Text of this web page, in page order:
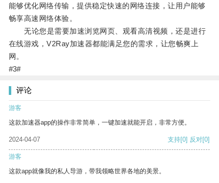
能够优化网络传输，提供稳定快速的网络连接，让用户能够
畅享高速网络体验。
无论您是需要加速浏览网页、观看高清视频，还是进行
在线游戏，V2Ray加速器都能满足您的需求，让您畅爽上
网。
#3#
评论
游客
这款加速器app的操作非常简单，一键加速就能开启，非常方便。
2024-04-07 支持[0] 反对[0]
游客
这款app就像我的私人导游，带我领略世界各地的美景。